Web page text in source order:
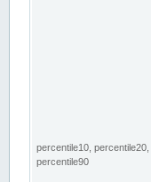
percentile10,
percentile90